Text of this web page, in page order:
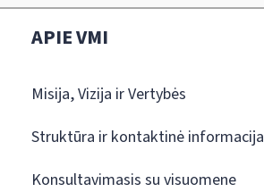
APIE VMI
Misija, Vizija ir Vertybės
Struktūra ir kontaktinė informacija
Konsultavimasis su visuomene